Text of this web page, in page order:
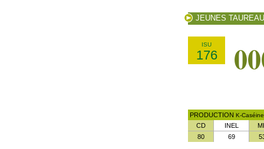
JEUNES
ISU
176
PRODUCTION K-
CD INEL
80
69